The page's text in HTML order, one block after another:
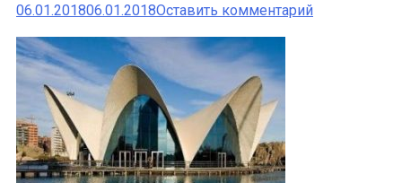
06.01.201806.01.2018Оставить комментарийк